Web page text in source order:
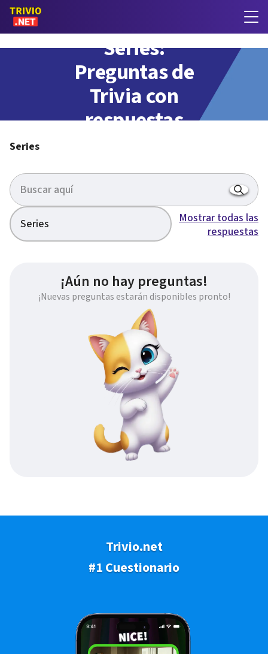
Series:
Preguntas de
Trivia con
respuestas
Series
Series
Mostrar todas las
respuestas
¡Aún no hay preguntas!
¡Nuevas preguntas estarán disponibles pronto!
Trivio.net
#1 Cuestionario